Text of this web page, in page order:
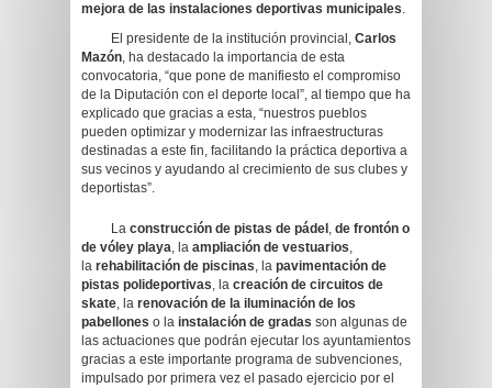
mejora de las instalaciones deportivas municipales.
El presidente de la institución provincial, Carlos
Mazón, ha destacado la importancia de esta
convocatoria, “que pone de manifiesto el compromiso
de la Diputación con el deporte local”, al tiempo que ha
explicado que gracias a esta, “nuestros pueblos
pueden optimizar y modernizar las infraestructuras
destinadas a este fin, facilitando la práctica deportiva a
sus vecinos y ayudando al crecimiento de sus clubes y
deportistas”.
La construcción de pistas de pádel , de frontón o
de vóley playa, la ampliación de vestuarios,
la rehabilitación de piscinas, la pavimentación de
pistas polideportivas, la creación de circuitos de
skate, la renovación de la iluminación de los
pabellones o la instalación de gradas son algunas de
las actuaciones que podrán ejecutar los ayuntamientos
gracias a este importante programa de subvenciones,
impulsado por primera vez el pasado ejercicio por el